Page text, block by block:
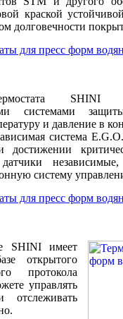
краской
долговечности
SHINI
системами
и давление в
система
достижении
систему
SHINI имеет
открытого
протокола
управлять
отслеживать